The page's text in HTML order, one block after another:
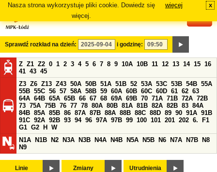
Nasza strona wykorzystuje pliki cookie. Dowiedz się
więcej.
więcej x
Sprawdź rozkład na dzień: i godzinę:
Z Z1 Z2 0 1 2 3 4 5 6 7 8 9 10A 10B 11 12 13 14 15 16
41 43 45
Z3 Z6 Z13 Z43 50A 50B 51A 51B 52 53A 53C 53B 54B 55A
55B 55C 56 57 58A 58B 59 60A 60B 60C 60D 61 62 63
64A 64B 65A 65B 66 67 68 69A 69B 70 71A 71B 72A 72B
73 75A 75B 76 77 78 80A 80B 81A 81B 82A 82B 83 84A
84B 85A 85B 86 87A 87B 88A 88B 88C 88D 89 90 91A 91B
91C 92A 92B 93 94 96 97A 97B 99 100 101 201 202 6.
F1
G1 G2 H
W
N1A
N1B N2 N3A N3B N4A N4B N5A N5B N6 N7A N7B
N8
N9
Linie Zmiany Utrudnienia